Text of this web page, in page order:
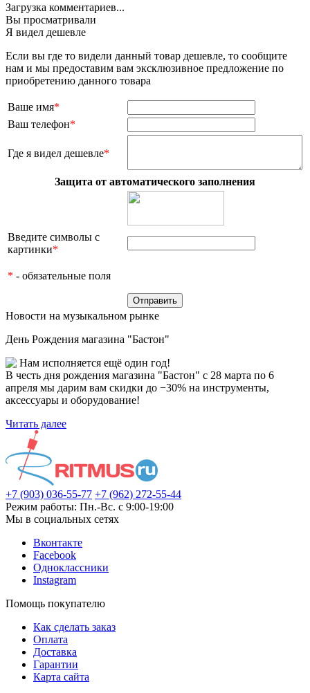
Загрузка комментариев...
Вы просматривали
Я видел дешевле
Если вы где то видели данный товар дешевле, то сообщите
нам и мы предоставим вам эксклюзивное предложение по
приобретению данного товара
Ваше имя*
Ваш телефон*
Где я видел дешевле*
Защита от автоматического заполнения
Введите символы с
картинки*
* - обязательные поля
Новости на музыкальном рынке
День Рождения магазина "Бастон"
Нам исполняется ещё один год!
В честь дня рождения магазина "Бастон" с 28 марта по 6
апреля мы дарим вам скидки до −30% на инструменты,
аксессуары и оборудование!
Читать далее
+7 (903) 036-55-77 +7 (962) 272-55-44
Режим работы: Пн.-Вс. с 9:00-19:00
Мы в социальных сетях
Вконтакте
Facebook
Одноклассники
Instagram
Помощь покупателю
Как сделать заказ
Оплата
Доставка
Гарантии
Карта сайта